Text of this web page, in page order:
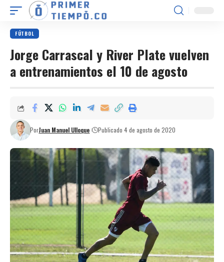
FÚTBOL
Jorge Carrascal y River Plate vuelven
a entrenamientos el 10 de agosto
PorJuan Manuel Ulloque Publicado 4 de agosto de 2020